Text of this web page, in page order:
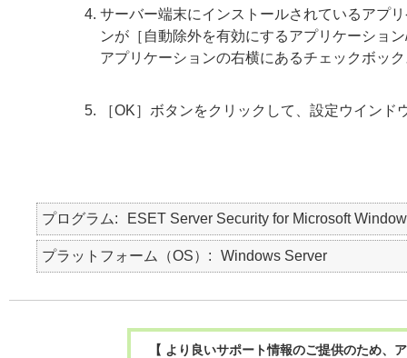
サーバー端末にインストールされているアプ
ンが［自動除外を有効にするアプリケーショ
アプリケーションの右横にあるチェックボッ
［OK］ボタンをクリックして、設定ウインド
プログラム ESET Server Security for Microsoft
プラットフォーム（OS） Windows Server
【 より良いサポート情報のご提供のため